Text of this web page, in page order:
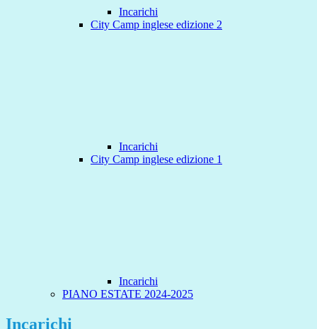
Incarichi
City Camp inglese edizione 2
Incarichi
City Camp inglese edizione 1
Incarichi
PIANO ESTATE 2024-2025
Incarichi